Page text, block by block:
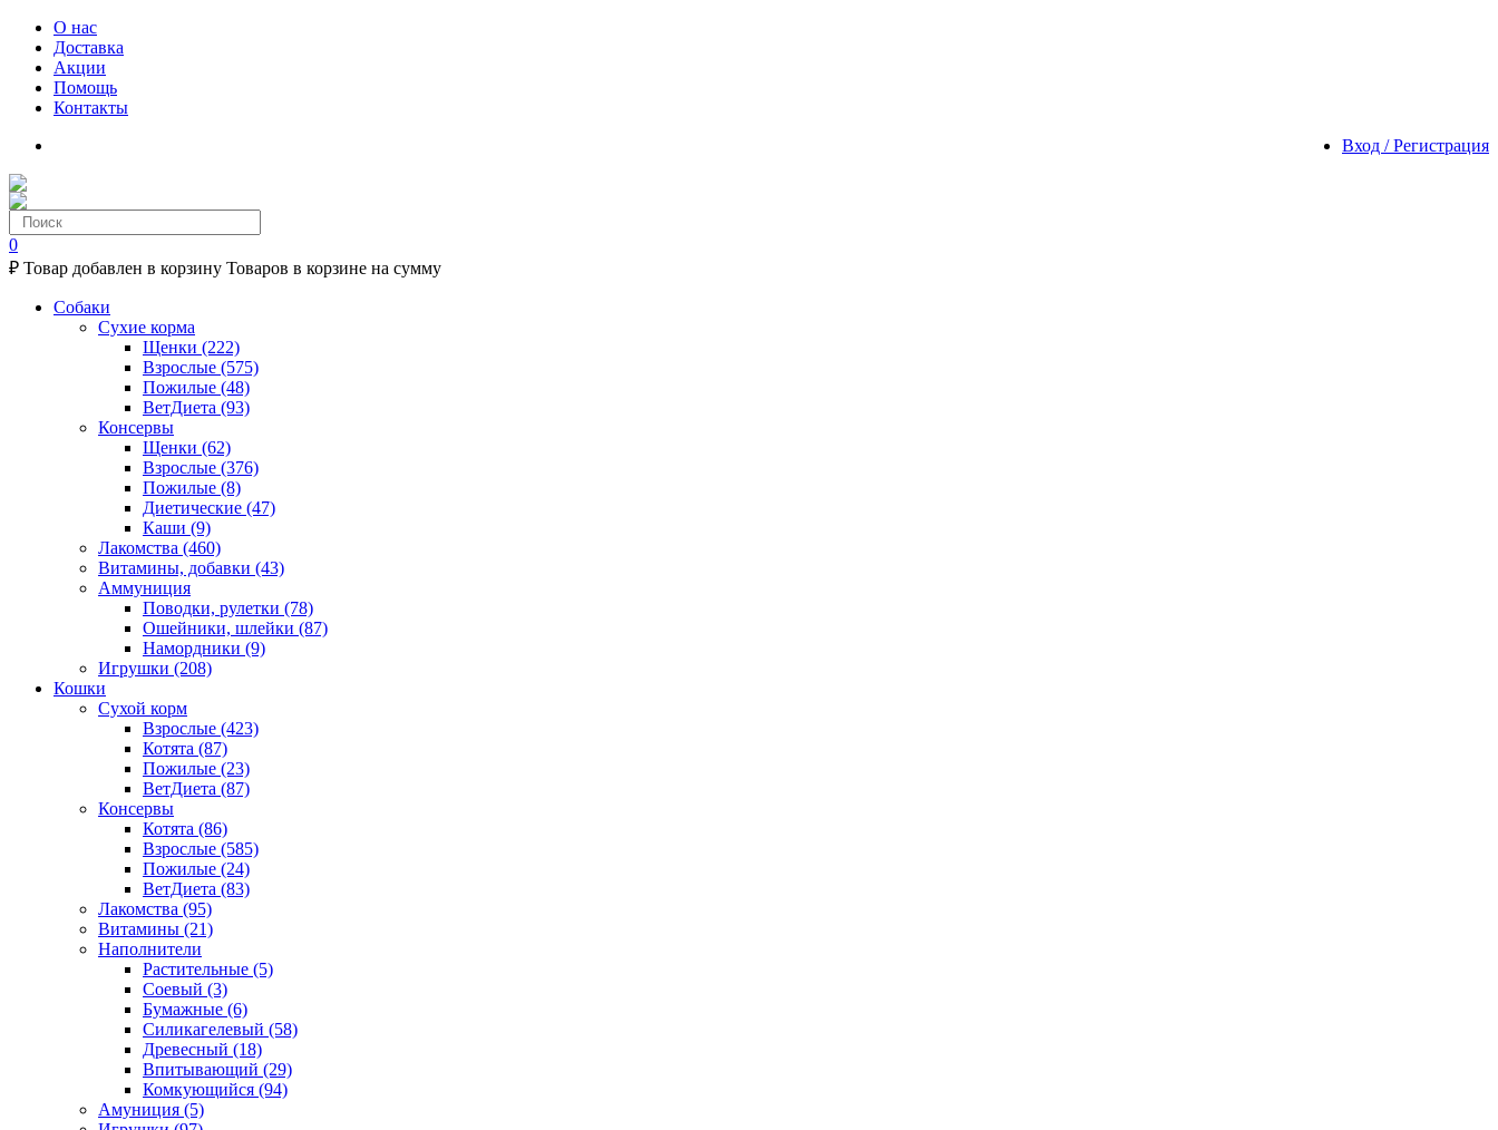
О нас
Доставка
Акции
Помощь
Контакты
Вход / Регистрация
0
₽ Товар добавлен в корзину Товаров в корзине на сумму
Собаки
Сухие корма
Щенки (222)
Взрослые (575)
Пожилые (48)
ВетДиета (93)
Консервы
Щенки (62)
Взрослые (376)
Пожилые (8)
Диетические (47)
Каши (9)
Лакомства (460)
Витамины, добавки (43)
Аммуниция
Поводки, рулетки (78)
Ошейники, шлейки (87)
Намордники (9)
Игрушки (208)
Кошки
Сухой корм
Взрослые (423)
Котята (87)
Пожилые (23)
ВетДиета (87)
Консервы
Котята (86)
Взрослые (585)
Пожилые (24)
ВетДиета (83)
Лакомства (95)
Витамины (21)
Наполнители
Растительные (5)
Соевый (3)
Бумажные (6)
Силикагелевый (58)
Древесный (18)
Впитывающий (29)
Комкующийся (94)
Амуниция (5)